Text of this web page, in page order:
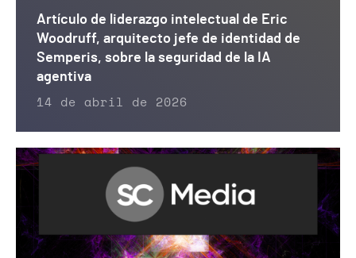
Artículo de liderazgo intelectual de Eric
Woodruff, arquitecto jefe de identidad de
Semperis, sobre la seguridad de la IA
agentiva
14 de abril de 2026